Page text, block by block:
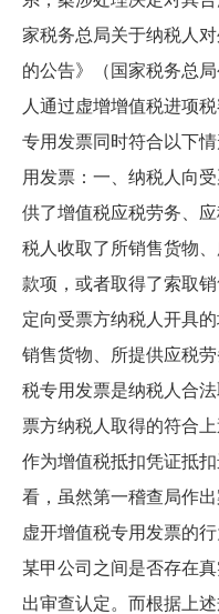
家税务总局关于纳税人
的公告》（国家税务总
人通过虚增增值税进项
专用发票同时符合以下
用发票：一、纳税人向
供了增值税应税劳务、
税人收取了所销售货物
款项，或者取得了索取
定向受票方纳税人开具
销售货物、所提供应税
税专用发票是纳税人合
票方纳税人取得的符合
作为增值税抵扣凭证抵
看，虽然第一稽查局作
虚开增值税专用发票的
某甲公司之间是否存在
出审查认定。而根据上